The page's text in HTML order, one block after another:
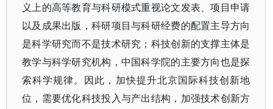
义上的高等教育与科研模式重视论文发表、项目申请
以及成果出版，科研项目与科研经费的配置主导方向
是科学研究而不是技术研究；科技创新的支撑主体是
教学与科学研究机构，中国科学院的主要方向也是探
索科学规律。因此，加快提升北京国际科技创新地
位，需要优化科技投入与产出结构，加强技术创新方